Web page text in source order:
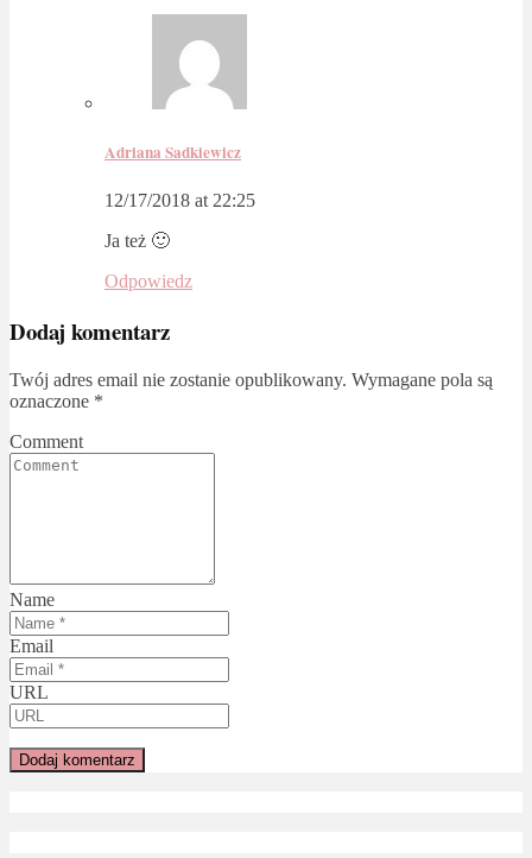
Adriana Sadkiewicz
12/17/2018 at 22:25
Ja też 🙂
Odpowiedz
Dodaj komentarz
Twój adres email nie zostanie opublikowany. Wymagane pola są
oznaczone *
Comment
Name
Email
URL